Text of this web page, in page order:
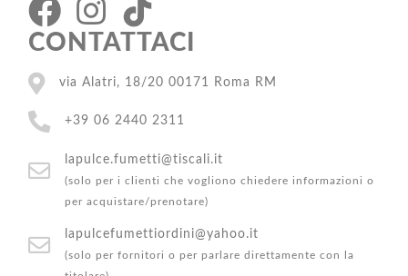
CONTATTACI
via Alatri, 18/20 00171 Roma RM
+39 06 2440 2311
lapulce.fumetti@tiscali.it
(solo per i clienti che vogliono chiedere informazioni o
per acquistare/prenotare)
lapulcefumettiordini@yahoo.it
(solo per fornitori o per parlare direttamente con la